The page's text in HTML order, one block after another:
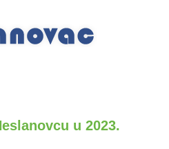
u 2023.